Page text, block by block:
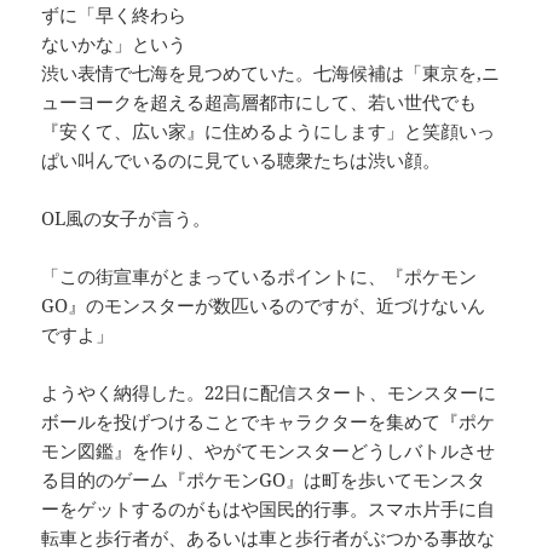
ずに「早く終わら
ないかな」という
渋い表情で七海を見つめていた。七海候補は「東京を,ニ
ューヨークを超える超高層都市にして、若い世代でも
『安くて、広い家』に住めるようにします」と笑顔いっ
ぱい叫んでいるのに見ている聴衆たちは渋い顔。
OL風の女子が言う。
「この街宣車がとまっているポイントに、『ポケモン
GO』のモンスターが数匹いるのですが、近づけないん
ですよ」
ようやく納得した。22日に配信スタート、モンスターに
ボールを投げつけることでキャラクターを集めて『ポケ
モン図鑑』を作り、やがてモンスターどうしバトルさせ
る目的のゲーム『ポケモンGO』は町を歩いてモンスタ
ーをゲットするのがもはや国民的行事。スマホ片手に自
転車と歩行者が、あるいは車と歩行者がぶつかる事故な